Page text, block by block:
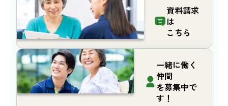
資料請求
は
こちら
一緒に働く
仲間
を募集中で
す！